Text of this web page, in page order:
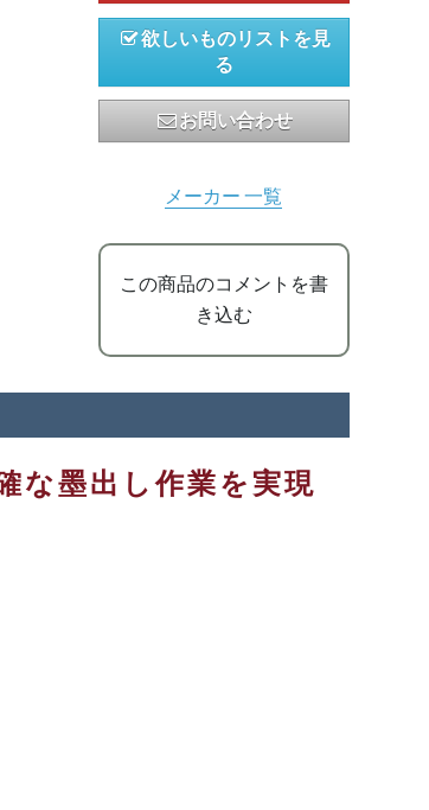
欲しいものリストを見
る
お問い合わせ
メーカー 一覧
この商品のコメントを書
き込む
な墨出し作業を実現